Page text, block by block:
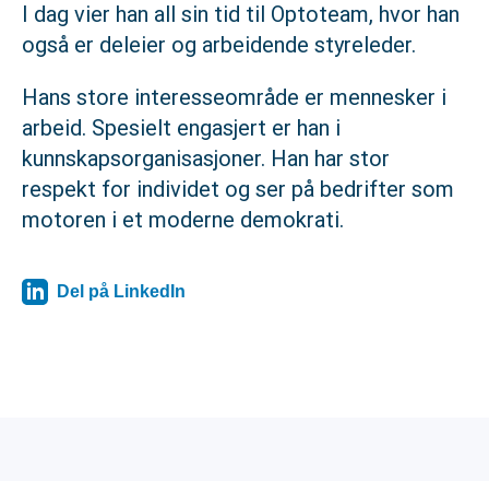
I dag vier han all sin tid til Optoteam, hvor han
også er deleier og arbeidende styreleder.
Hans store interesseområde er mennesker i
arbeid. Spesielt engasjert er han i
kunnskapsorganisasjoner. Han har stor
respekt for individet og ser på bedrifter som
motoren i et moderne demokrati.
Del på LinkedIn